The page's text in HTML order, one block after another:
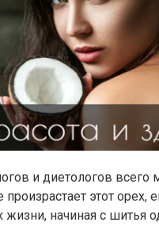
и диетологов всего
этот орех,
жизни, начиная с шитья